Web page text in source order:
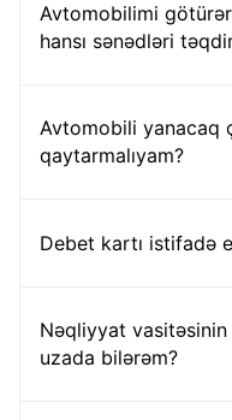
Avtomobilimi
hansı sənədləri
Avtomobili yanacaq
qaytarmalıyam?
Debet kartı istifadə
Nəqliyyat
uzada bilərəm?